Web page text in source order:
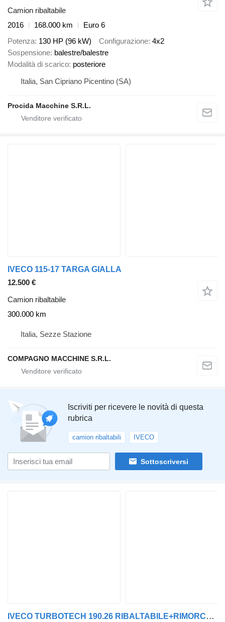
Camion ribaltabile
2016
168.000 km
Euro 6
Potenza 130 HP (96 kW) Configurazione 4x2
Sospensione balestre/balestre
Modalità di scarico posteriore
Italia, San Cipriano Picentino (SA)
Procida Macchine S.R.L.
IVECO 115-17 TARGA GIALLA
12.500 €
Camion ribaltabile
300.000 km
Italia, Sezze Stazione
COMPAGNO MACCHINE S.R.L.
Iscriviti per ricevere le novità di questa
rubrica
camion ribaltabili IVECO
Sottoscriversi
IVECO TURBOTECH 190.26 RIBALTABILE+RIMORCHIABILE REVISIONE OK 78000 KM